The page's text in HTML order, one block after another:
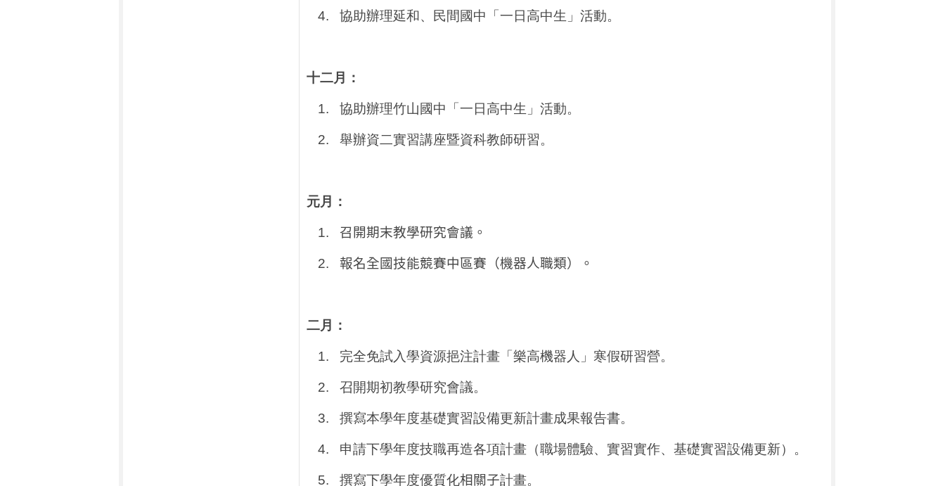
4. 協助辦理延和、民間國中「一日高中生」活動。
十二月：
1. 協助辦理竹山國中「一日高中生」活動。
2. 舉辦資二實習講座暨資科教師研習。
元月：
1. 召開期末教學研究會議。
2. 報名全國技能競賽中區賽（機器人職類）。
二月：
1. 完全免試入學資源挹注計畫「樂高機器人」寒假研習營。
2. 召開期初教學研究會議。
3. 撰寫本學年度基礎實習設備更新計畫成果報告書。
4. 申請下學年度技職再造各項計畫（職場體驗、實習實作、基礎實習設備更新）。
5. 撰寫下學年度優質化相關子計畫。